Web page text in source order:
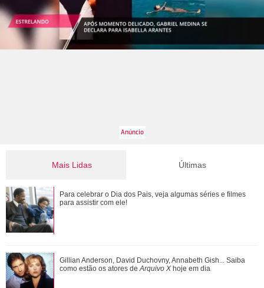
Mais Lidas
Bruna Marquezine, Camila Cabello, Hailey Bieber...
Relembre os amores - e affairs - de Shawn ...
Além de Ariana Grande, confira famosas que já foram
criticadas pelos corpos magros (e rebat...
Últimas
Para celebrar o Dia dos Pais, veja algumas séries e filmes
para assistir com ele!
Gillian Anderson, David Duchovny, Annabeth Gish... Saiba
como estão os atores deArquivo X hoje em dia